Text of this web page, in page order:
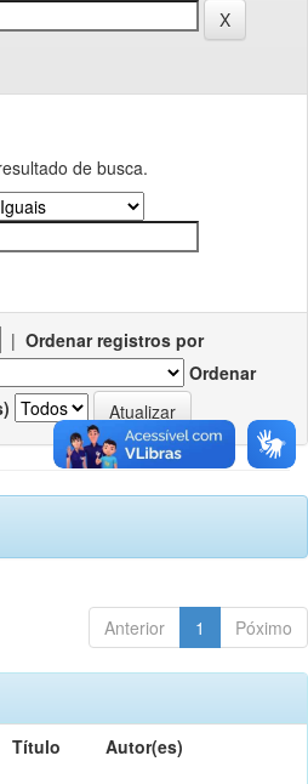
de busca.
| Ordenar registros por
Ordenar
Anterior 1 Póximo
Título Autor(es)